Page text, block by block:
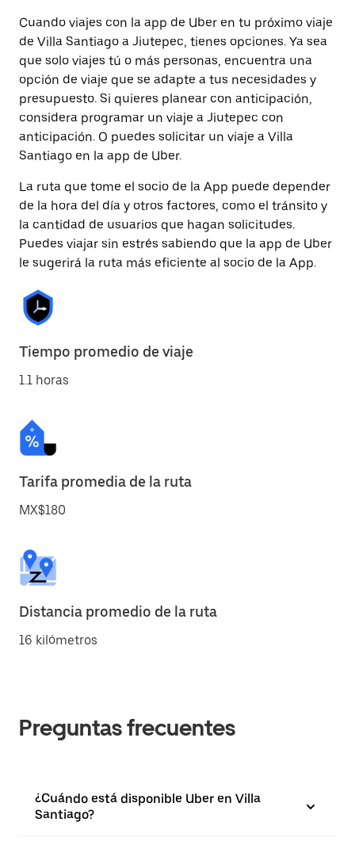
Cuando viajes con la app de Uber en tu próximo viaje
de Villa Santiago a Jiutepec, tienes opciones. Ya sea
que solo viajes tú o más personas, encuentra una
opción de viaje que se adapte a tus necesidades y
presupuesto. Si quieres planear con anticipación,
considera programar un viaje a Jiutepec con
anticipación. O puedes solicitar un viaje a Villa
Santiago en la app de Uber.
La ruta que tome el socio de la App puede depender
de la hora del día y otros factores, como el tránsito y
la cantidad de usuarios que hagan solicitudes.
Puedes viajar sin estrés sabiendo que la app de Uber
le sugerirá la ruta más eficiente al socio de la App.
Tiempo promedio de viaje
1.1 horas
Tarifa promedia de la ruta
MX$180
Distancia promedio de la ruta
16 kilómetros
Preguntas frecuentes
¿Cuándo está disponible Uber en Villa
Santiago?